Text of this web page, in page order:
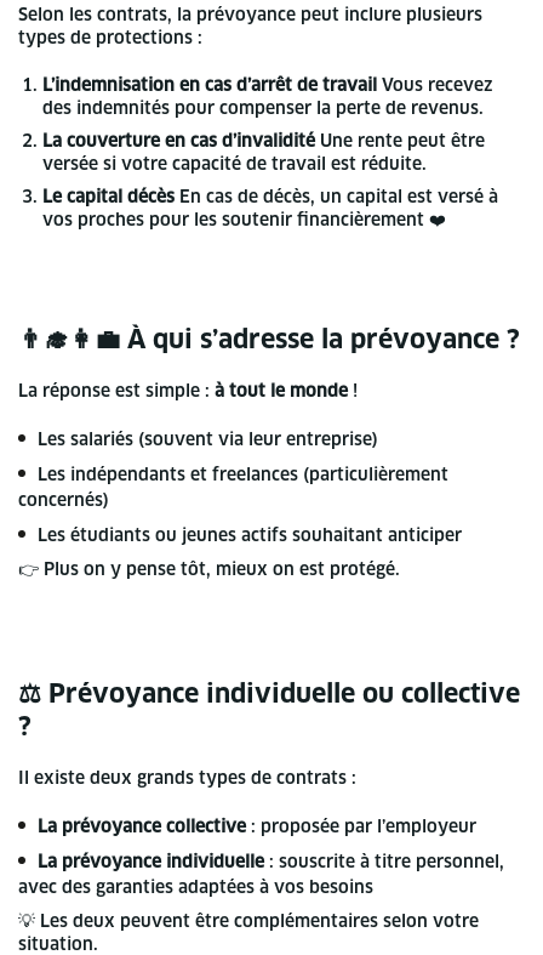
Selon les contrats, la prévoyance peut inclure plusieurs
types de protections :
L’indemnisation en cas d’arrêt de travail Vous recevez
des indemnités pour compenser la perte de revenus.
La couverture en cas d’invaliditéUne rente peut être
versée si votre capacité de travail est réduite.
Le capital décès En cas de décès, un capital est versé à
vos proches pour les soutenir financièrement ❤️
👨‍🎓👩‍💼 À qui s’adresse la prévoyance ?
La réponse est simple : à tout le monde!
Les salariés (souvent via leur entreprise)
Les indépendants et freelances (particulièrement
concernés)
Les étudiants ou jeunes actifs souhaitant anticiper
👉 Plus on y pense tôt, mieux on est protégé.
⚖️ Prévoyance individuelle ou collective
?
Il existe deux grands types de contrats :
La prévoyance collective: proposée par l’employeur
La prévoyance individuelle: souscrite à titre personnel,
avec des garanties adaptées à vos besoins
💡 Les deux peuvent être complémentaires selon votre
situation.